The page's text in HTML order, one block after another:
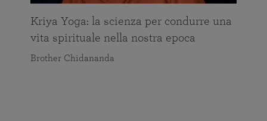
Kriya Yoga: la scienza per condurre una
vita spirituale nella nostra epoca
Brother Chidananda